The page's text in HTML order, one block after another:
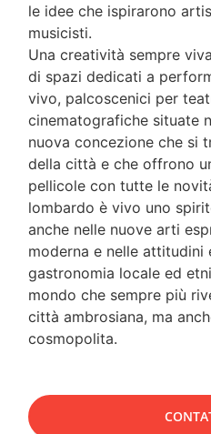
le idee che ispirarono
musicisti.
Una creatività sempre
di spazi dedicati a
vivo, palcoscenici per
cinematografiche situate
nuova concezione che si
della città e che offrono
pellicole con tutte le
lombardo è vivo uno
anche nelle nuove arti
moderna e nelle attitudini
gastronomia locale ed
mondo che sempre più
città ambrosiana, ma
cosmopolita.